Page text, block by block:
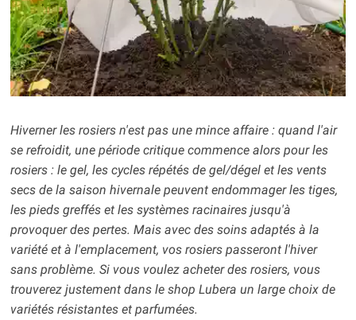
Hiverner les rosiers n'est pas une mince affaire : quand l'air
se refroidit, une période critique commence alors pour les
rosiers : le gel, les cycles répétés de gel/dégel et les vents
secs de la saison hivernale peuvent endommager les tiges,
les pieds greffés et les systèmes racinaires jusqu'à
provoquer des pertes. Mais avec des soins adaptés à la
variété et à l'emplacement, vos rosiers passeront l'hiver
sans problème. Si vous voulez acheterdes rosiers, vous
trouverez justement dans le shop Lubera un large choix de
variétés résistantes et parfumées.